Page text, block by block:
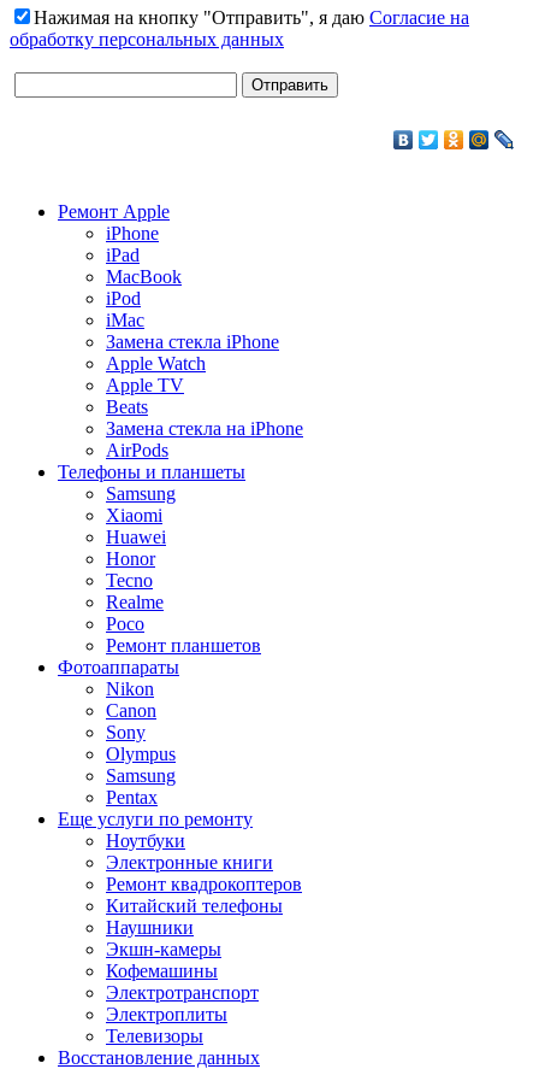
Нажимая на кнопку "Отправить", я даю Согласие на
обработку персональных данных
Ремонт Apple
iPhone
iPad
MacBook
iPod
iMac
Замена стекла iPhone
Apple Watch
Apple TV
Beats
Замена стекла на iPhone
AirPods
Телефоны и планшеты
Samsung
Xiaomi
Huawei
Honor
Tecno
Realme
Poco
Ремонт планшетов
Фотоаппараты
Nikon
Canon
Sony
Olympus
Samsung
Pentax
Еще услуги по ремонту
Ноутбуки
Электронные книги
Ремонт квадрокоптеров
Китайский телефоны
Наушники
Экшн-камеры
Кофемашины
Электротранспорт
Электроплиты
Телевизоры
Восстановление данных